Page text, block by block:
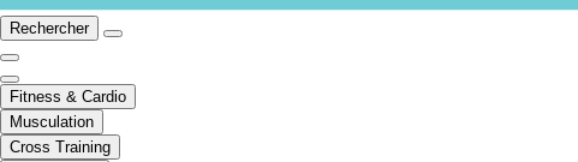
Rechercher
Fitness & Cardio
Musculation
Cross Training